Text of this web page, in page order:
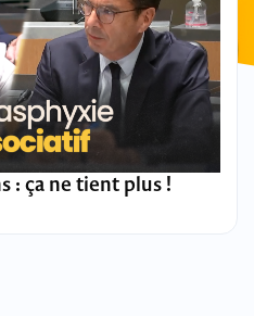
: ça ne tient plus !